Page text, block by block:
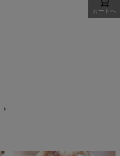
カートへ
chevron_right